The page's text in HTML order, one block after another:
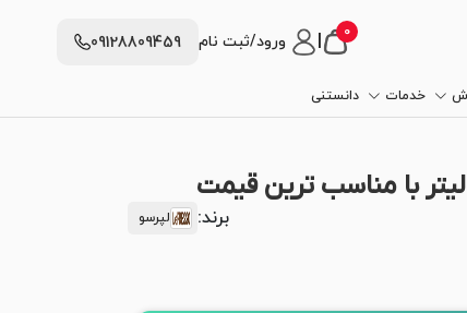
0 ورود/ثبت نام 09128809459
خدمات دانستنی
برند: لپرسو